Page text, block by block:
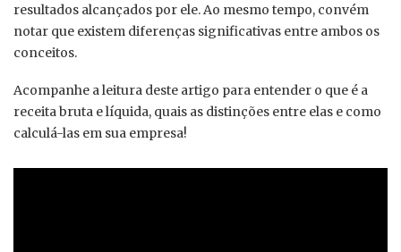
resultados alcançados por ele. Ao mesmo tempo, convém
notar que existem diferenças significativas entre ambos os
conceitos.
Acompanhe a leitura deste artigo para entender o que é a
receita bruta e líquida, quais as distinções entre elas e como
calculá-las em sua empresa!